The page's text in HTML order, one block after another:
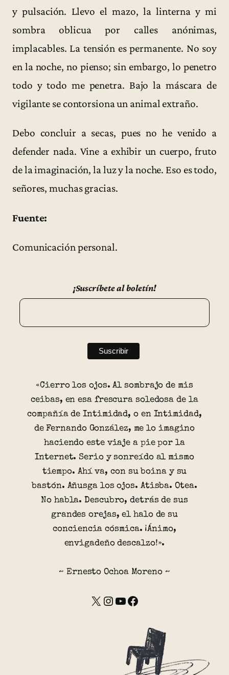
y pulsación. Llevo el mazo, la linterna y mi
sombra oblicua por calles anónimas,
implacables. La tensión es permanente. No soy
en la noche, no pienso; sin embargo, lo penetro
todo y todo me penetra. Bajo la máscara de
vigilante se contorsiona un animal extraño.
Debo concluir a secas, pues no he venido a
defender nada. Vine a exhibir un cuerpo, fruto
de la imaginación, la luz y la noche. Eso es todo,
señores, muchas gracias.
Fuente:
Comunicación personal.
¡Suscríbete al boletín!
«Cierro los ojos. Al sombrajo de mis
ceibas, en esa frescura soledosa de la
compañía de Intimidad, o en Intimidad,
de Fernando González, me lo imagino
haciendo este viaje a pie por la
Internet. Serio y sonreído al mismo
tiempo. Ahí va, con su boina y su
bastón. Añusga los ojos. Atisba. Otea.
No habla. Descubro, detrás de sus
grandes orejas, el halo de su
conciencia cósmica. ¡Ánimo,
envigadeño descalzo!».
~ Ernesto Ochoa Moreno ~
X Instagram YouTube Facebook